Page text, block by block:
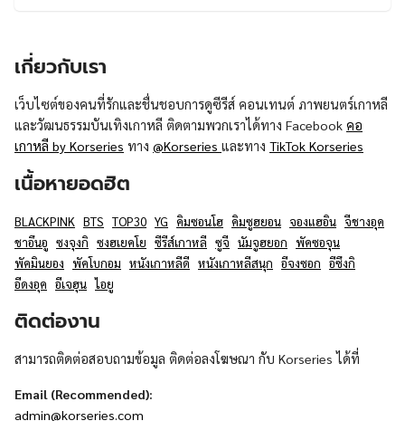
เกี่ยวกับเรา
เว็บไซต์ของคนที่รักและชื่นชอบการดูซีรีส์ คอนเทนต์ ภาพยนตร์เกาหลี
และวัฒนธรรมบันเทิงเกาหลี ติดตามพวกเราได้ทาง Facebook คอ
เกาหลี by Korseries ทาง @Korseries และทาง TikTok Korseries
เนื้อหายอดฮิต
BLACKPINK BTS TOP30 YG คิมซอนโฮ คิมซูฮยอน จองแฮอิน จีชางอุค
ชาอึนอู ซงจุงกิ ซงฮเยคโย ซีรีส์เกาหลี ซูจี นัมจูฮยอก พัคซอจุน
พัคมินยอง พัคโบกอม หนังเกาหลีดี หนังเกาหลีสนุก อีจงซอก อีซึงกิ
อีดงอุค อีเจฮุน ไอยู
ติดต่องาน
สามารถติดต่อสอบถามข้อมูล ติดต่อลงโฆษณา กับ Korseries ได้ที่
Email (Recommended):
admin@korseries.com